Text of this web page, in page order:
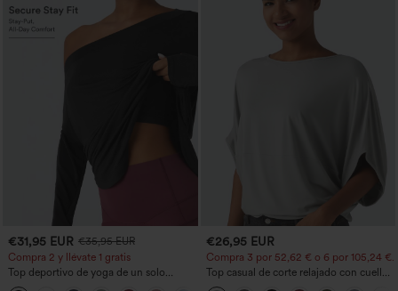
€31,95 EUR €35,95 EUR
Compra 2 y llévate 1 gratis
Top deportivo de yoga de un solo
hombro, manga larga con agujero para
€26,95 EUR
Compra 3 por 52,62 € o 6 por 105,24 €.
Top casual de corte relajado con cuello
redondo y mangas murciélago.